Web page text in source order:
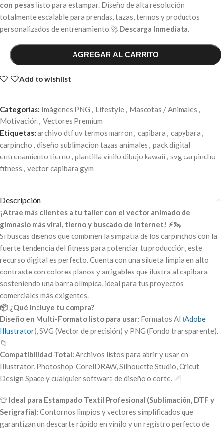
con pesas listo para estampar. Diseño de alta resolución
totalmente escalable para prendas, tazas, termos y productos
personalizados de entrenamiento.🚀 Descarga Inmediata.
AGREGAR AL CARRITO
Add to wishlist
Categorías: Imágenes PNG , Lifestyle, Mascotas / Animales ,
Motivación , Vectores Premium
Etiquetas: archivo dtf uv termos marron , capibara , capybara ,
carpincho , diseño sublimacion tazas animales , pack digital
entrenamiento tierno , plantilla vinilo dibujo kawaii , svg carpincho
fitness , vector capibara gym
Descripción
¡Atrae más clientes a tu taller con el vector animado de
gimnasio más viral, tierno y buscado de internet! ⚡🦦
Si buscas diseños que combinen la simpatía de los carpinchos con la
fuerte tendencia del fitness para potenciar tu producción, este
recurso digital es perfecto. Cuenta con una silueta limpia en alto
contraste con colores planos y amigables que ilustra al capibara
sosteniendo una barra olímpica, ideal para tus proyectos
comerciales más exigentes.
📦 ¿Qué incluye tu compra?
Diseño en Multi-Formato listo para usar: Formatos AI (Adobe
Illustrator), SVG (Vector de precisión) y PNG (Fondo transparente).
📁
Compatibilidad Total: Archivos listos para abrir y usar en
Illustrator, Photoshop, CorelDRAW, Silhouette Studio, Cricut
Design Space y cualquier software de diseño o corte. 📐
👕 Ideal para Estampado Textil Profesional (Sublimación, DTF y
Serigrafía): Contornos limpios y vectores simplificados que
garantizan un descarte rápido en vinilo y un registro perfecto de